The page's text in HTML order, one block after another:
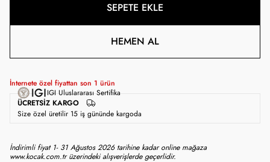
SEPETE EKLE
HEMEN AL
İnternete özel fiyattan son 1 ürün
ÜCRETSIZ KARGO
IGI Uluslararası Sertifika
Size özel üretilir 15 iş gününde kargoda
İndirimli fiyat 1- 31 Ağustos 2026 tarihine kadar online mağaza
www.kocak.com.tr üzerindeki alışverişlerde geçerlidir.